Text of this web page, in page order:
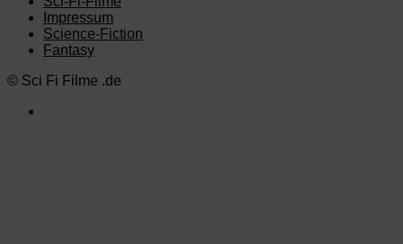
Impressum
Science-Fiction
Fantasy
© Sci Fi Filme .de